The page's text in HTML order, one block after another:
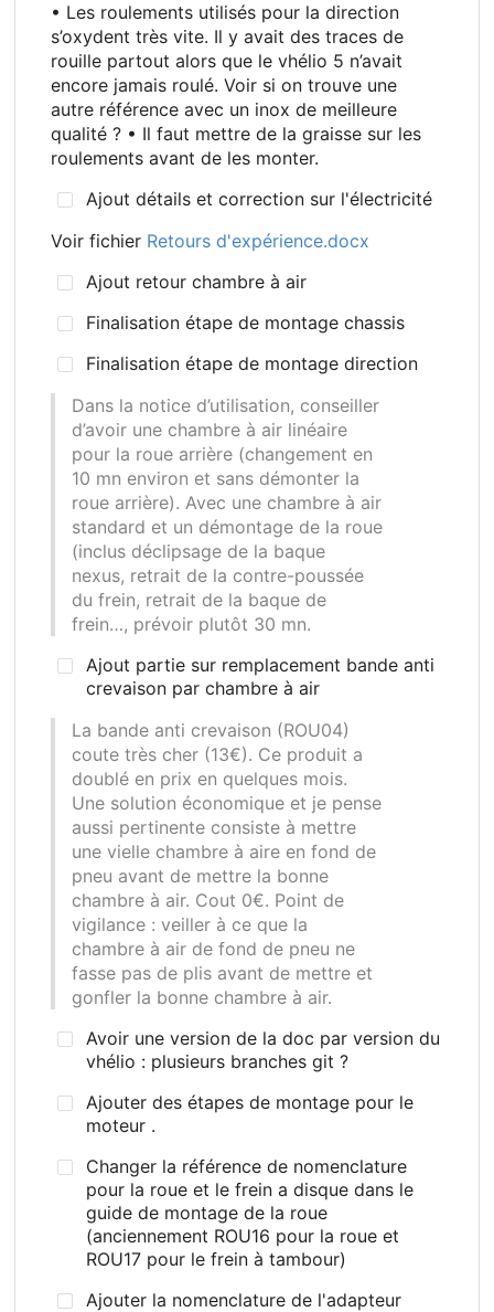
• Les roulements utilisés pour la direction
s’oxydent très vite. Il y avait des traces de
rouille partout alors que le vhélio 5 n’avait
encore jamais roulé. Voir si on trouve une
autre référence avec un inox de meilleure
qualité ? • Il faut mettre de la graisse sur les
roulements avant de les monter.
Ajout détails et correction sur l'électricité
Voir fichier Retours d'expérience.docx
Ajout retour chambre à air
Finalisation étape de montage chassis
Finalisation étape de montage direction
Dans la notice d’utilisation, conseiller
d’avoir une chambre à air linéaire
pour la roue arrière (changement en
10 mn environ et sans démonter la
roue arrière). Avec une chambre à air
standard et un démontage de la roue
(inclus déclipsage de la baque
nexus, retrait de la contre-poussée
du frein, retrait de la baque de
frein…, prévoir plutôt 30 mn.
Ajout partie sur remplacement bande anti
crevaison par chambre à air
La bande anti crevaison (ROU04)
coute très cher (13€). Ce produit a
doublé en prix en quelques mois.
Une solution économique et je pense
aussi pertinente consiste à mettre
une vielle chambre à aire en fond de
pneu avant de mettre la bonne
chambre à air. Cout 0€. Point de
vigilance : veiller à ce que la
chambre à air de fond de pneu ne
fasse pas de plis avant de mettre et
gonfler la bonne chambre à air.
Avoir une version de la doc par version du
vhélio : plusieurs branches git ?
Ajouter des étapes de montage pour le
moteur .
Changer la référence de nomenclature
pour la roue et le frein a disque dans le
guide de montage de la roue
(anciennement ROU16 pour la roue et
ROU17 pour le frein à tambour)
Ajouter la nomenclature de l'adapteur